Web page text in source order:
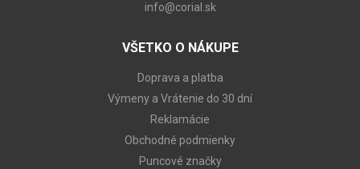
info@corial.sk
VŠETKO O NÁKUPE
Doprava a platba
Výmeny a Vrátenie do 30 dní
Reklamácie
Obchodné podmienky
Puncové značky